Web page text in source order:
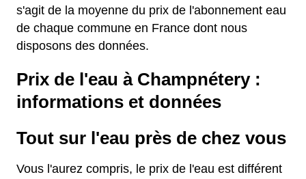
s'agit de la moyenne du prix de l'abonnement eau
de chaque commune en France dont nous
disposons des données.
Prix de l'eau à Champnétery :
informations et données
Tout sur l'eau près de chez vous
Vous l'aurez compris, le prix de l'eau est différent